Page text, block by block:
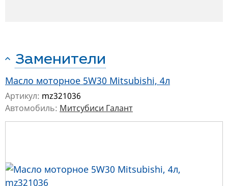
Заменители
Масло моторное 5W30 Mitsubishi, 4л
Артикул: mz321036
Автомобиль: Митсубиси Галант